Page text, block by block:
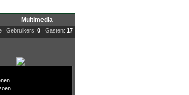
Multimedia
| Gebruikers: 0 | Gasten: 17